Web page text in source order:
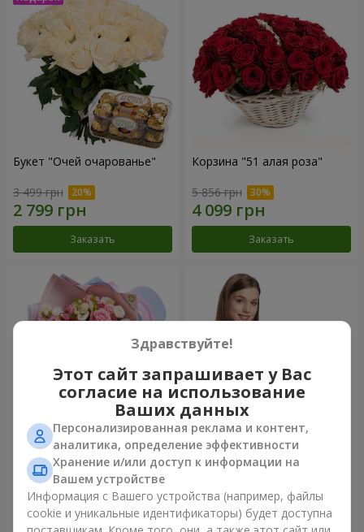
Букет "Очей очарованье"
3 499 грн
Заказать
Корзина "51 алая роза"
5 856 грн
Заказать
Букет "Сказка моей жизни"
2 221 грн
Заказать
Корзина "Ангелочек"
Заказать
Здравствуйте!
Этот сайт запрашивает у Вас
согласие на использование
Ваших данных
Персонализированная реклама и контент,
аналитика, определение эффективности
Хранение и/или доступ к информации на
Вашем устройстве
Информация с Вашего устройства (например, файлы
cookie и уникальные идентификаторы) будет доступна